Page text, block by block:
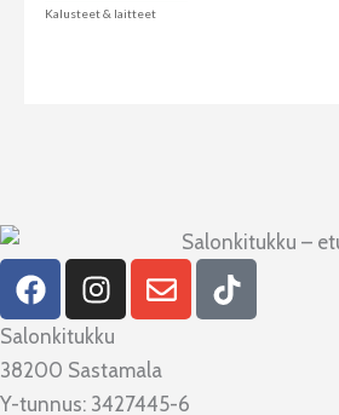
Kalusteet & laitteet
F
a
c
e
b
I
n
s
t
a
E
n
e
l
T
i
Salonkitukku
38200 Sastamala
Y-tunnus: 3427445-6